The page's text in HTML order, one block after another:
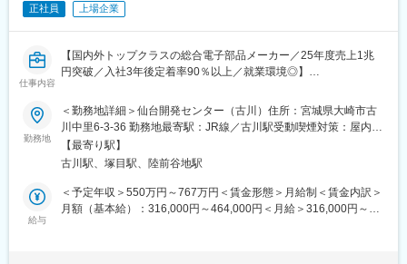
伴う引っ越し手当会社負担（住宅関連制度にて社内規定あり）
・24時間（週）までリモートワーク可／フレックスタイム制度有
・仕事と子育て／介護の両立支援制度充実／育児休業復帰率
100％（23年度時点）／平均勤続年数17.7年
■企業説明：
2024年度の売上高は9,904億円と安定した経営基盤を保有してい
ます。
正社員 上場企業
仕事内容
【国内外トップクラスの総合電子部品メーカー／25年度売上1兆
円突破／入社3年後定着率90％以上／就業環境◎】
■業務内容：
新製品組立設備の画像検査構想検討、検査プログラム作成、立ち
上げ導入を担当します。
※画像検査（キーエンス、オムロン）
■組織ミッション：
量産自動化ラインの構想検討、設備設計、立ち上げ
勤務地
＜勤務地詳細＞仙台開発センター（古川）住所：宮城県大崎市古
川中里6-3-36 勤務地最寄駅：JR線／古川駅受動喫煙対策：屋内全
面禁煙変更の範囲：会社の定める事業所（リモートワーク含む）
【最寄り駅】
古川駅、塚目駅、陸前谷地駅
給与
＜予定年収＞550万円～767万円＜賃金形態＞月給制＜賃金内訳＞
月額（基本給）：316,000円～464,000円＜月給＞316,000円～